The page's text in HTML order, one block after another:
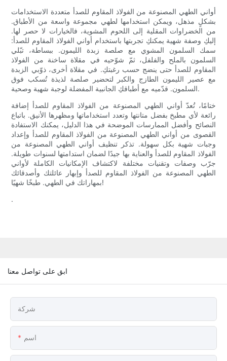
أواني الطهي المصنوعة من الفولاذ المقاوم للصدأ متعددة الاستخدامات
بشكلٍ مذهل، ويمكن استخدامها لطهي مجموعة واسعة من الأطباق.
من الخضراوات المقلية إلى اللحوم المشوية، فالخيارات لا حصر لها.
إليكِ وصفة شهية يمكنكِ تجربتها باستخدام أواني الفولاذ المقاوم للصدأ:
سمك السلمون المشوي مع صلصة زبدة الليمون. ببساطة، تبّلي
السلمون بالملح والفلفل، ثمّ شوّحيه في مقلاة ساخنة من الفولاذ
المقاوم للصدأ حتى ينضج حسب رغبتكِ. في مقلاة أخرى، ذوّبي الزبدة
مع عصير الليمون الطازج والكبر لتحضير صلصة لذيذة تُسكب فوق
السلمون. قدّميه مع أطباقكِ الجانبية المفضلة لوجبة شهية وصحية.
ختامًا، تُعدّ أواني الطهي المصنوعة من الفولاذ المقاوم للصدأ إضافة
رائعة لأي مطبخ بفضل متانتها وتعدد استخداماتها ومظهرها الأنيق. باتباع
النصائح وأفضل الممارسات الموضحة في هذا الدليل، يمكنك الاستفادة
القصوى من أواني الطهي المصنوعة من الفولاذ المقاوم للصدأ وإعداد
وجبات شهية بكل سهولة. تذكر تنظيف أواني الطهي المصنوعة من
الفولاذ المقاوم للصدأ والعناية بها جيدًا لضمان استدامتها لسنوات طويلة.
جرّب وصفات وتقنيات مختلفة لاكتشاف الإمكانيات الكاملة لأواني
الطهي المصنوعة من الفولاذ المقاوم للصدأ وإبهار عائلتك وأصدقائك
بمهاراتك في الطهي. طبخًا شهيًا!
.
ابق على تواصل معنا
شركة
اسم